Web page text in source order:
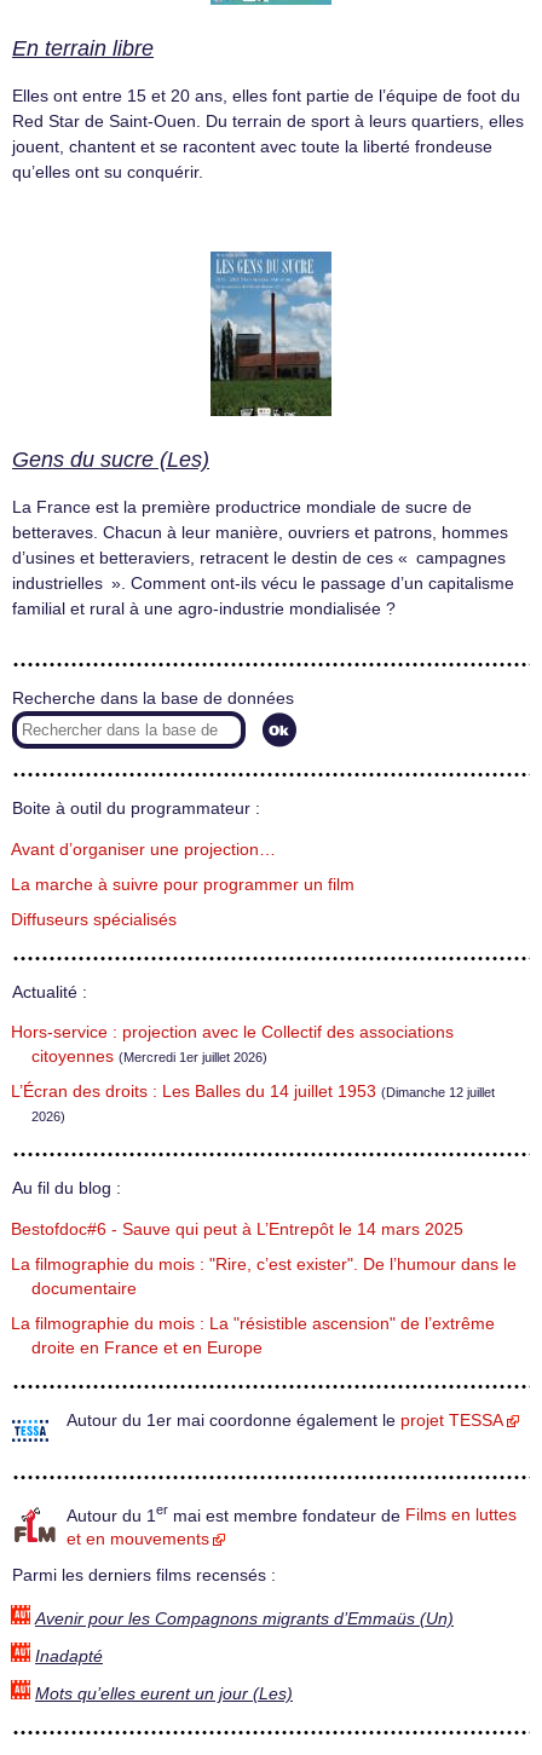
En terrain libre
Elles ont entre 15 et 20 ans, elles font partie de l’équipe de foot du
Red Star de Saint-Ouen. Du terrain de sport à leurs quartiers, elles
jouent, chantent et se racontent avec toute la liberté frondeuse
qu’elles ont su conquérir.
Gens du sucre (Les)
La France est la première productrice mondiale de sucre de
betteraves. Chacun à leur manière, ouvriers et patrons, hommes
d’usines et betteraviers, retracent le destin de ces « campagnes
industrielles ». Comment ont-ils vécu le passage d’un capitalisme
familial et rural à une agro-industrie mondialisée ?
Recherche dans la base de données
Boite à outil du programmateur :
Avant d’organiser une projection…
La marche à suivre pour programmer un film
Diffuseurs spécialisés
Actualité :
Hors-service : projection avec le Collectif des associations
citoyennes (Mercredi 1er juillet 2026)
L’Écran des droits : Les Balles du 14 juillet 1953 (Dimanche 12 juillet
2026)
Au fil du blog :
Bestofdoc#6 - Sauve qui peut à L’Entrepôt le 14 mars 2025
La filmographie du mois : "Rire, c’est exister". De l’humour dans le
documentaire
La filmographie du mois : La "résistible ascension" de l’extrême
droite en France et en Europe
Autour du 1er mai coordonne également le projet TESSA
Autour du 1 er mai est membre fondateur de Films en luttes
et en mouvements
Parmi les derniers films recensés :
Avenir pour les Compagnons migrants d’Emmaüs (Un)
Inadapté
Mots qu’elles eurent un jour (Les)